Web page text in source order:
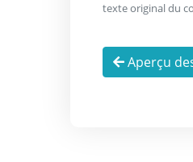
texte original du
Aperçu